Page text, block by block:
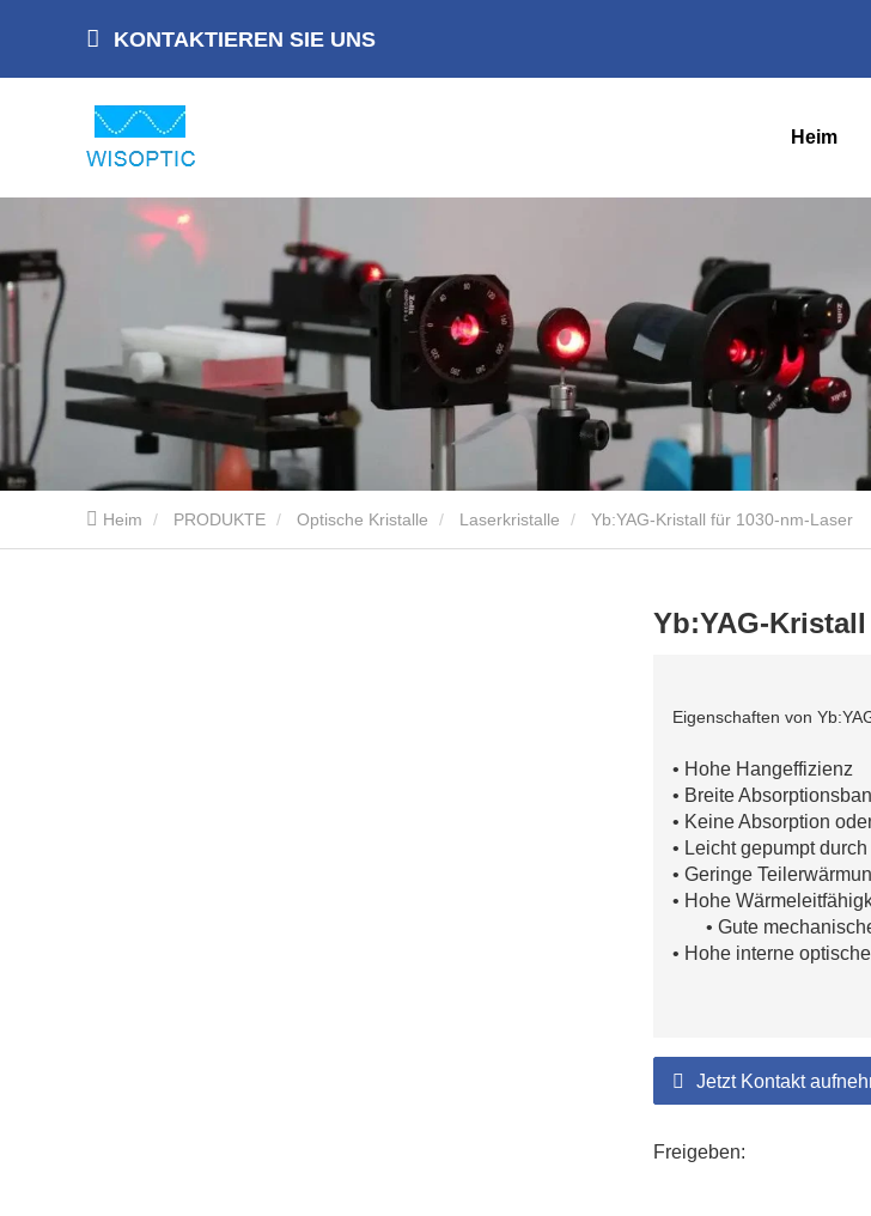
KONTAKTIEREN SIE UNS
Heim
Heim PRODUKTE Optische Kristalle Laserkristalle Yb:YAG-Kristall für 1030-nm-Laser
Yb:YAG-
Eigenschaften von
• Hohe Hangeffizienz
• Breite
• Keine Absorption
• Leicht gepumpt
• Geringe
• Hohe
• Gute
• Hohe interne
Jetzt Kontakt
Freigeben: